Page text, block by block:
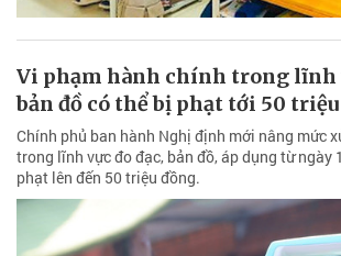
Vi phạm hành chính trong lĩnh
bản đồ có thể bị phạt tới 50 triệu
Chính phủ ban hành Nghị định mới nâng mức
trong lĩnh vực đo đạc, bản đồ, áp dụng từ
phạt lên đến 50 triệu đồng.